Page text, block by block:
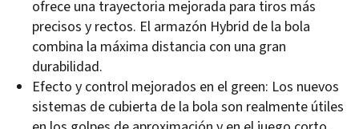
ofrece una trayectoria mejorada para tiros más
precisos y rectos. El armazón Hybrid de la bola
combina la máxima distancia con una gran
durabilidad.
Efecto y control mejorados en el green: Los nuevos
sistemas de cubierta de la bola son realmente útiles